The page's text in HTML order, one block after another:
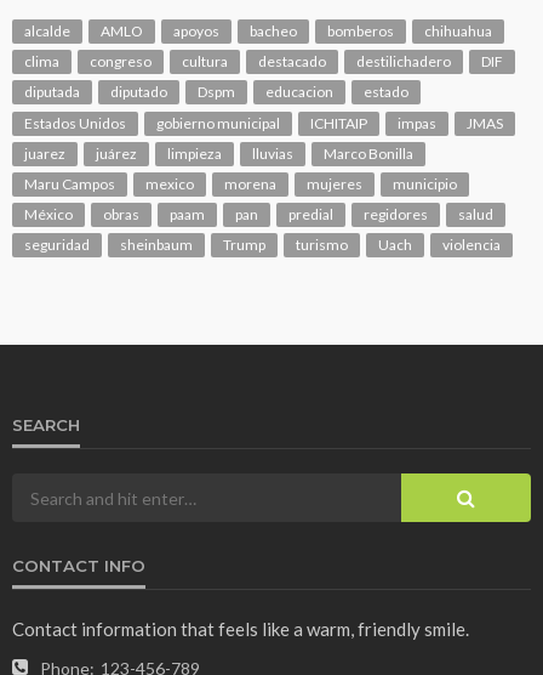
alcalde AMLO apoyos bacheo bomberos
chihuahua
clima
congreso cultura destacado destilichadero
DIF
diputada
diputado Dspm educacion
estado
Estados Unidos
gobierno municipal ICHITAIP impas
JMAS
juarez
juárez limpieza lluvias
Marco Bonilla
Maru Campos
mexico morena mujeres
municipio
México
obras paam pan predial regidores
salud
seguridad
sheinbaum Trump turismo Uach violencia
SEARCH
CONTACT INFO
Contact information that feels like a warm, friendly smile.
Phone: 123-456-789